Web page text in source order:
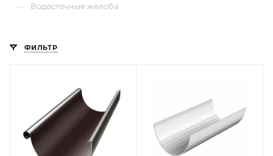
— Водосточные желоба
ФИЛЬТР